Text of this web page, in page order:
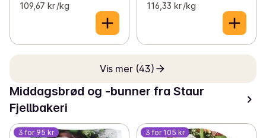
109,67 kr /kg 116,33 kr /kg
Vis mer (43)
Middagsbrød og -bunner fra Staur
Fjellbakeri
3 for 95 kr 3 for 105 kr